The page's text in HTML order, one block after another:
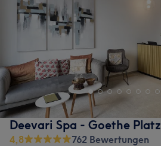
Deevari Spa - Goethe Platz
4,8
762 Bewertungen